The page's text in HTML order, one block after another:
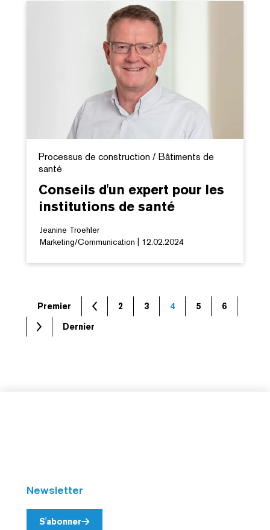
Processus de construction / Bâtiments de
santé
Conseils d'un expert pour les
institutions de santé
Jeanine Troehler
Marketing/Communication | 12.02.2024
Premier 2 3 4 5
6
Dernier
Newsletter
S'abonner